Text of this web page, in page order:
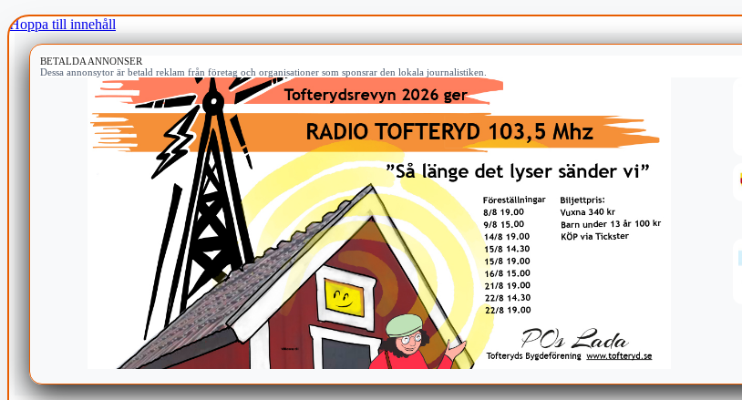
Hoppa till innehåll
BETALDA ANNONSER
Dessa annonsytor är betald reklam från företag och organisationer som sponsrar den lokala journalistiken.